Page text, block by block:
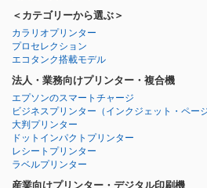
＜カテゴリーから選ぶ＞
カラリオプリンター
プロセレクション
エコタンク搭載モデル
法人・業務向けプリンター・複合機
エプソンのスマートチャージ
ビジネスプリンター （インクジェット・ペー
大判プリンター
ドットインパクトプリンター
レシートプリンター
ラベルプリンター
産業向けプリンター・デジタル印刷機